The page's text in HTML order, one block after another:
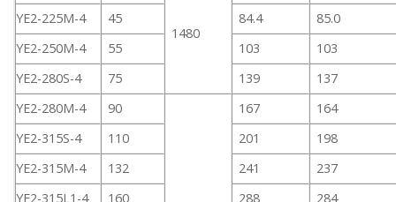
1480
YE2-225M-4
45 84.4
85.0
YE2-250M-4
55 103
103
YE2-280S-4
75 139
137
YE2-280M-4
90 167
164
YE2-315S-4
110 201
198
YE2-315M-4
132 241
237
YE2-315L1-4
160 288
284